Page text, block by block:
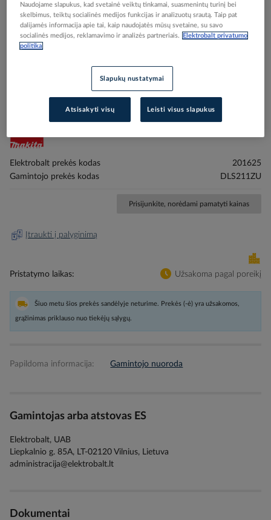
images
Staklės pjovimo akumuliatorinis 2x18V
D305x30mm 4400aps/min su AWS funkcija LXT -
MAKITA
Elektrobalt prekės kodas
201625
Gamintojo prekės kodas
DLS211ZU
Prisijunkite, norėdami pamatyti kainas
Įtraukti į palyginimą
Pristatymo laikas Užsakoma pagal poreikį
Šiuo metu šios prekės sandėlyje neturime. Prekės (-ė) yra užsakomos,
grąžinimas priklauso nuo tiekėjų sąlygų.
Papildoma informacija: Gamintojo nuoroda
Gamintojas arba atstovas ES
Elektrobalt, UAB
Liepkalnio g. 85A, LT-02120 Vilnius, Lietuva
administracija@elektrobalt.lt
Dokumentai
Naudojame slapukus, kad svetainė veiktų tinkamai, suasmenintų turinį bei
skelbimus, teiktų socialinės medijos funkcijas ir analizuotų srautą. Taip pat
dalijamės informacija apie tai, kaip naudojatės mūsų svetaine, su savo
socialinės medijos, reklamavimo ir analizės partneriais.
Elektrobalt privatumo
politika
Slapukų nustatymai
Atsisakyti visų Leisti visus slapukus